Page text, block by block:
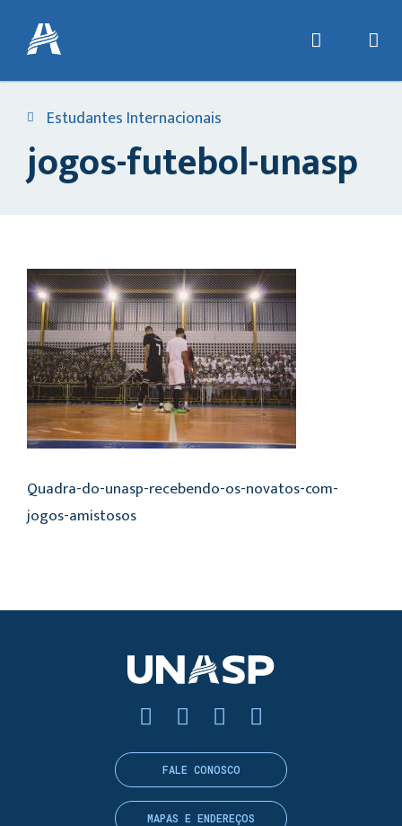
Estudantes Internacionais
jogos-futebol-unasp
Quadra-do-unasp-recebendo-os-novatos-com-
jogos-amistosos
FALE CONOSCO
MAPAS E ENDEREÇOS